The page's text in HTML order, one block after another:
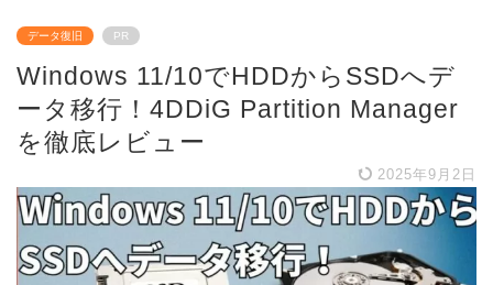
データ復旧 PR
Windows 11/10でHDDからSSDへデ
ータ移行！4DDiG Partition Manager
を徹底レビュー
2025年9月2日